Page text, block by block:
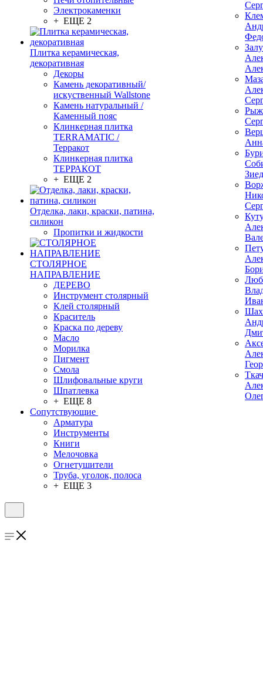
Электрокаменки
+ ЕЩЕ 2
Плитка керамическая,
декоративная
Декоры
Камень декоративный/
искуственный Wallstone
Камень натуральный /
Каменный пояс
Клинкерная плитка
TERRAMATIC /
Терракот
Клинкерная плитка
ТЕРРАКОТ
+ ЕЩЕ 2
Отделка, лаки, краски, патина,
силикон
Пропитки и жидкости
СТОЛЯРНОЕ
НАПРАВЛЕНИЕ
ДЕРЕВО
Инструмент столярный
Клей столярный
Краситель
Краска по дереву
Масло
Морилка
Пигмент
Смола
Шлифовальные круги
Шпатлевка
+ ЕЩЕ 8
Сопутствующие
Арматура
Инструменты
Книги
Мелочовка
Огнетушители
Труба, уголок, полоса
+ ЕЩЕ 3